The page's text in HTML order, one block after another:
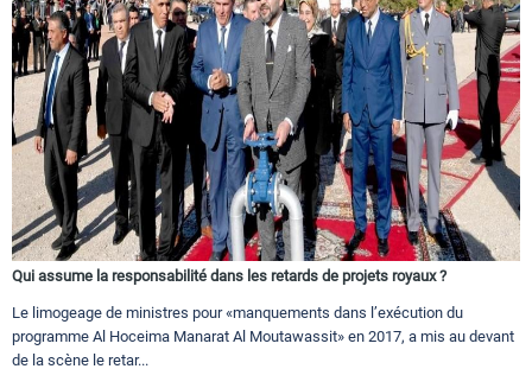
Qui assume la responsabilité dans les retards de projets royaux ?
Le limogeage de ministres pour «manquements dans l’exécution du
programme Al Hoceima Manarat Al Moutawassit» en 2017, a mis au devant
de la scène le retar...